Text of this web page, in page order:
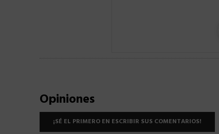
Opiniones
¡SÉ EL PRIMERO EN ESCRIBIR SUS COMENTARIOS!